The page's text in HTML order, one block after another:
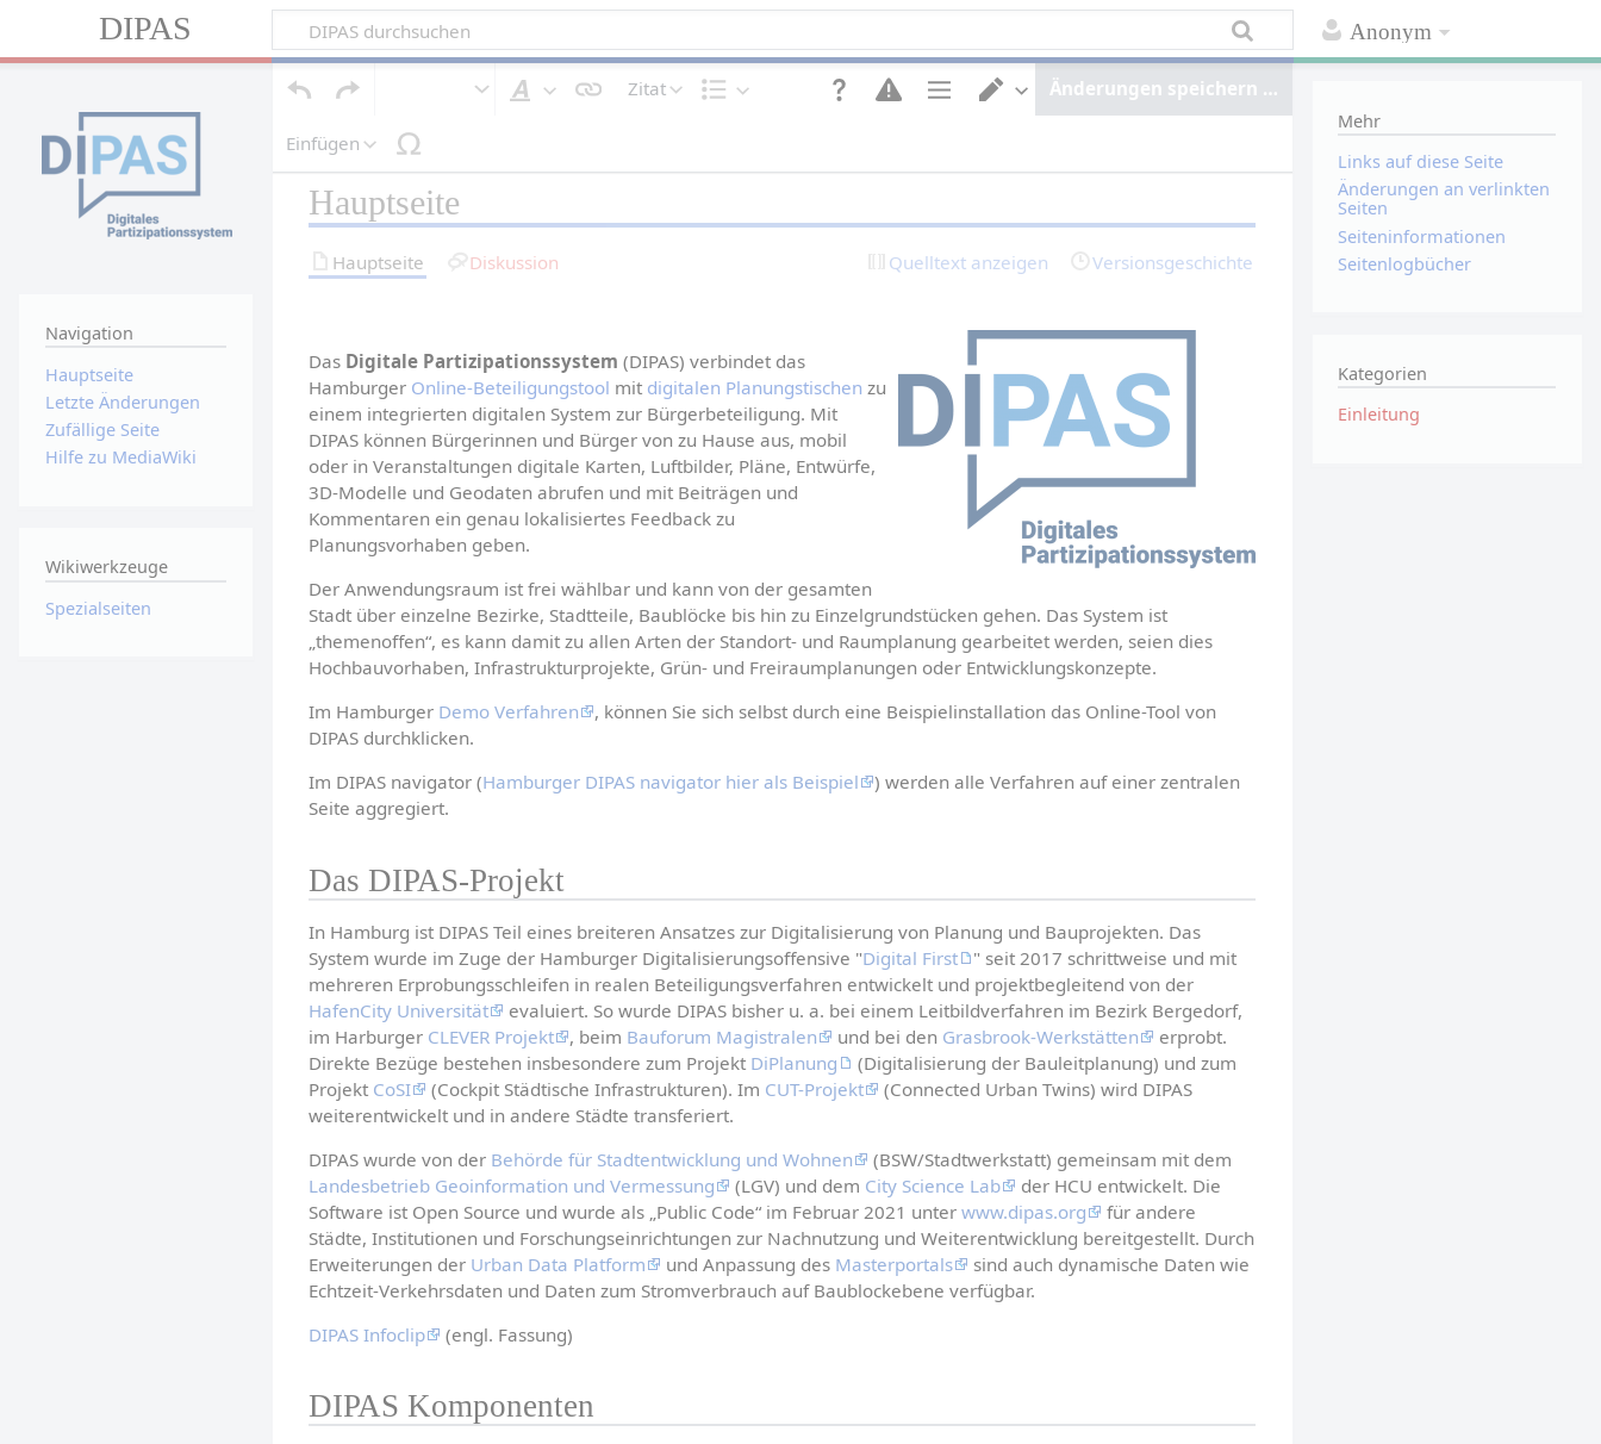
Anonym
DIPAS
t
o
t
t
w
c
l
Änderungen speichern …
t
s
a
Zitat
u
u
Einfügen
Hauptseite
Hauptseite Diskussion Quelltext anzeigen Versionsgeschichte
Das Digitale Partizipationssystem (DIPAS) verbindet das
Hamburger Online-Beteiligungstool mit digitalen Planungstischen zu
einem integrierten digitalen System zur Bürgerbeteiligung. Mit
DIPAS können Bürgerinnen und Bürger von zu Hause aus, mobil
oder in Veranstaltungen digitale Karten, Luftbilder, Pläne, Entwürfe,
3D-Modelle und Geodaten abrufen und mit Beiträgen und
Kommentaren ein genau lokalisiertes Feedback zu
Planungsvorhaben geben.
Der Anwendungsraum ist frei wählbar und kann von der gesamten
Stadt über einzelne Bezirke, Stadtteile, Baublöcke bis hin zu Einzelgrundstücken gehen. Das System ist
„themenoffen“, es kann damit zu allen Arten der Standort- und Raumplanung gearbeitet werden, seien dies
Hochbauvorhaben, Infrastrukturprojekte, Grün- und Freiraumplanungen oder Entwicklungskonzepte.
Im Hamburger Demo Verfahren
, können Sie sich selbst durch eine Beispielinstallation das Online-Tool von
DIPAS durchklicken.
Im DIPAS navigator (Hamburger DIPAS navigator hier als Beispiel
) werden alle Verfahren auf einer zentralen
Seite aggregiert.
Das DIPAS-Projekt
In Hamburg ist DIPAS Teil eines breiteren Ansatzes zur Digitalisierung von Planung und Bauprojekten. Das
System wurde im Zuge der Hamburger Digitalisierungsoffensive "Digital First
" seit 2017 schrittweise und mit
mehreren Erprobungsschleifen in realen Beteiligungsverfahren entwickelt und projektbegleitend von der
HafenCity Universität
evaluiert. So wurde DIPAS bisher u. a. bei einem Leitbildverfahren im Bezirk Bergedorf,
im Harburger CLEVER Projekt , beim Bauforum Magistralen und bei den Grasbrook-Werkstätten
erprobt.
Direkte Bezüge bestehen insbesondere zum Projekt DiPlanung
(Digitalisierung der Bauleitplanung) und zum
Projekt CoSI (Cockpit Städtische Infrastrukturen). Im CUT-Projekt
(Connected Urban Twins) wird DIPAS
weiterentwickelt und in andere Städte transferiert.
DIPAS wurde von der Behörde für Stadtentwicklung und Wohnen
(BSW/Stadtwerkstatt) gemeinsam mit dem
Landesbetrieb Geoinformation und Vermessung
(LGV) und dem City Science Lab
der HCU entwickelt. Die
Software ist Open Source und wurde als „Public Code“ im Februar 2021 unter www.dipas.org
für andere
Städte, Institutionen und Forschungseinrichtungen zur Nachnutzung und Weiterentwicklung bereitgestellt. Durch
Erweiterungen der Urban Data Platform und Anpassung des Masterportals
sind auch dynamische Daten wie
Echtzeit-Verkehrsdaten und Daten zum Stromverbrauch auf Baublockebene verfügbar.
DIPAS Infoclip
(engl. Fassung)
DIPAS Komponenten
Navigation
Hauptseite
Letzte Änderungen
Zufällige Seite
Hilfe zu MediaWiki
Wikiwerkzeuge
Spezialseiten
Mehr
Links auf diese Seite
Änderungen an verlinkten
Seiten
Seiten­informationen
Seitenlogbücher
Kategorien
Einleitung